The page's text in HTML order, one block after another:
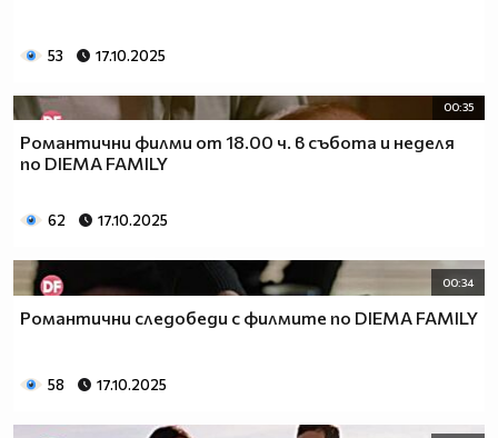
53 17.10.2025
00:35
Романтични филми от 18.00 ч. в събота и неделя
по DIEMA FAMILY
62 17.10.2025
00:34
Романтични следобеди с филмите по DIEMA FAMILY
58 17.10.2025